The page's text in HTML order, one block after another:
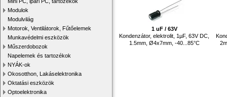
Modulok
Modulvilág
Motorok, Ventilátorok, Fűtőelemek
Munkavédelmi eszközök
Műszerdobozok
Napelemek és tartozékok
NYÁK-ok
Okosotthon, Lakáselektronika
Oktatási eszközök
Optoelektronika
1 uF / 63V
Kondenzátor, elektrolit, 1µF, 63V DC,
1.5mm, Ø4x7mm, -40...85°C